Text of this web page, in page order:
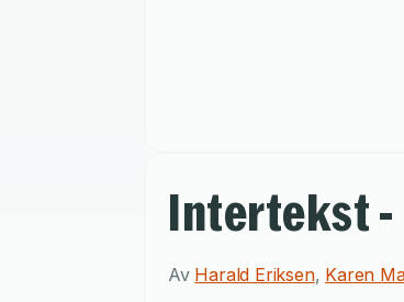
Intertekst -
Av Harald Eriksen, Karen